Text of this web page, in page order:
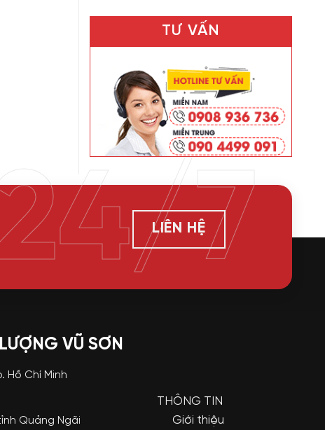
TƯ VẤN
LIÊN HỆ7
VŨ SƠN
Hồ Chí Minh
Quảng Ngãi
THÔNG TIN
Giới thiệu